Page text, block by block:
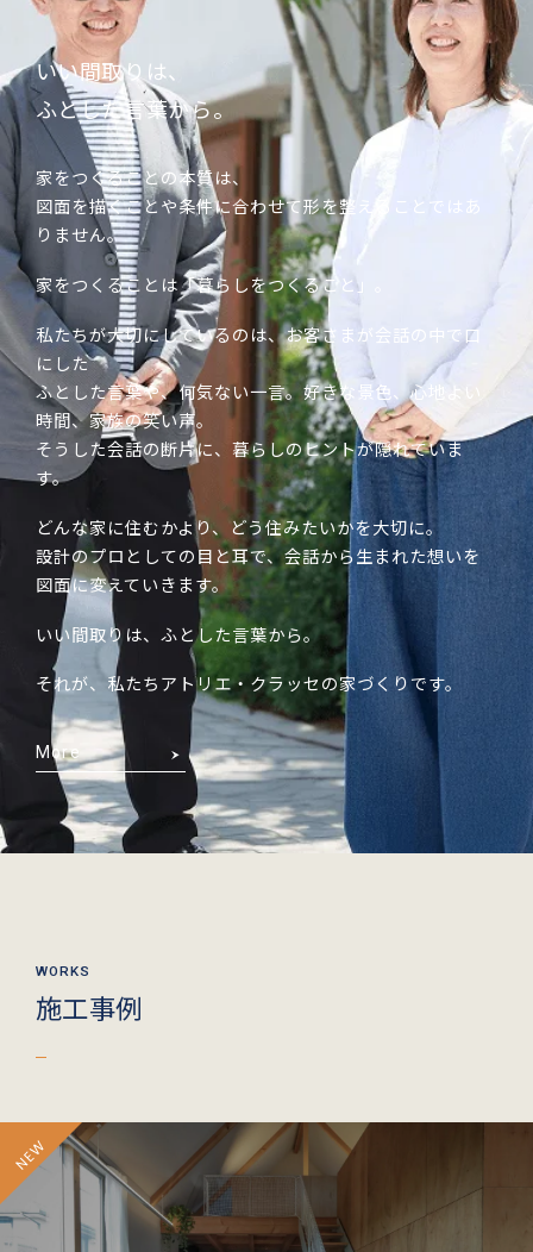
いい間取りは、
ふとした言葉から。
家をつくることの本質は、
図面を描くことや条件に合わせて形を整えることではあ
りません。
家をつくることは「暮らしをつくること」。
私たちが大切にしているのは、お客さまが会話の中で口
にした
ふとした言葉や、何気ない一言。好きな景色、心地よい
時間、家族の笑い声。
そうした会話の断片に、暮らしのヒントが隠れていま
す。
どんな家に住むかより、どう住みたいかを大切に。
設計のプロとしての目と耳で、会話から生まれた想いを
図面に変えていきます。
いい間取りは、ふとした言葉から。
それが、私たちアトリエ・クラッセの家づくりです。
More
施工事例